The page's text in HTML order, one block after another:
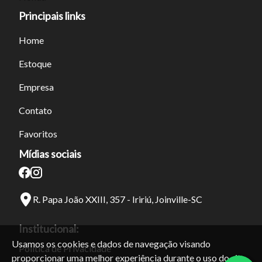
Usamos os cookies e dados de navegação visando
proporcionar uma melhor experiência durante o uso do site.
Principais links
Home
Estoque
Empresa
Contato
Favoritos
Mídias sociais
R. Papa João XXIII, 357 - Iririú, Joinville-SC
Institucional:
Política de Privacidade